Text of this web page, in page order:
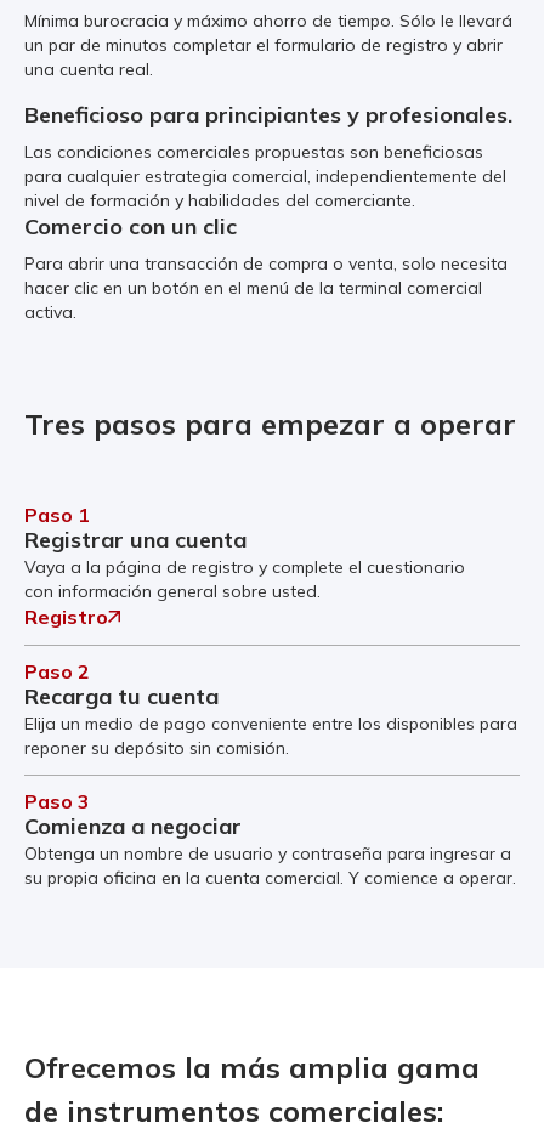
Mínima burocracia y máximo ahorro de tiempo. Sólo le llevará
un par de minutos completar el formulario de registro y abrir
una cuenta real.
Beneficioso para principiantes y profesionales.
Las condiciones comerciales propuestas son beneficiosas
para cualquier estrategia comercial, independientemente del
nivel de formación y habilidades del comerciante.
Comercio con un clic
Para abrir una transacción de compra o venta, solo necesita
hacer clic en un botón en el menú de la terminal comercial
activa.
Tres pasos para empezar a operar
Paso 1
Registrar una cuenta
Vaya a la página de registro y complete el cuestionario
con información general sobre usted.
Registro
Paso 2
Recarga tu cuenta
Elija un medio de pago conveniente entre los disponibles para
reponer su depósito sin comisión.
Paso 3
Comienza a negociar
Obtenga un nombre de usuario y contraseña para ingresar a
su propia oficina en la cuenta comercial. Y comience a operar.
Ofrecemos la más amplia gama
de instrumentos comerciales: